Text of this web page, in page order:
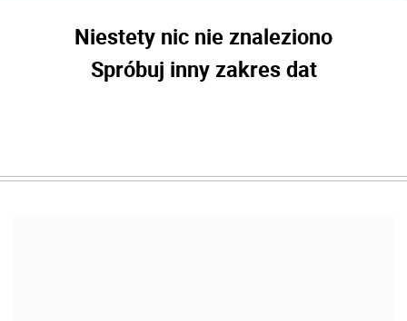
Niestety nic nie znaleziono
Spróbuj inny zakres dat